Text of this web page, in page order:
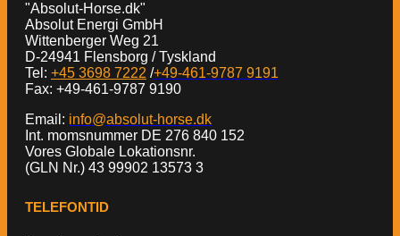
"Absolut-Horse.dk"
Absolut Energi GmbH
Wittenberger Weg 21
D-24941 Flensborg / Tyskland
Tel: +45 3698 7222 /+49-461-9787 9191
Fax: +49-461-9787 9190
Email: info@absolut-horse.dk
Int. momsnummer DE 276 840 152
Vores Globale Lokationsnr.
(GLN Nr.) 43 99902 13573 3
TELEFONTID